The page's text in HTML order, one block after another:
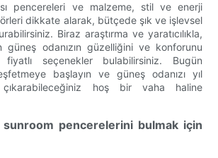
pencereleri ve malzeme, stil ve enerji
dikkate alarak, bütçede şık ve işlevsel
Biraz araştırma ve yaratıcılıkla,
güneş odanızın güzelliğini ve konforunu
fiyatlı seçenekler bulabilirsiniz. Bugün
başlayın ve güneş odanızı yıl
çıkarabileceğiniz hoş bir vaha haline
pencerelerini bulmak için